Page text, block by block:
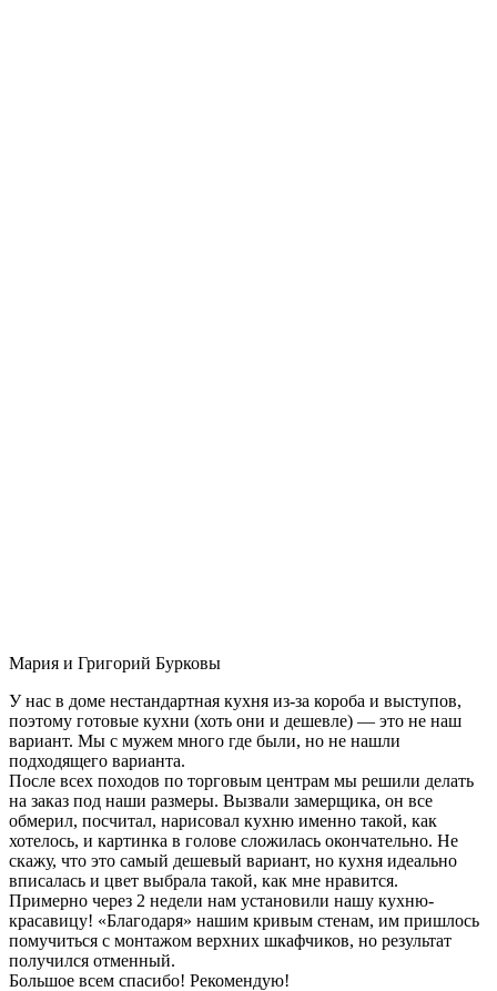
Мария и Григорий Бурковы
У нас в доме нестандартная кухня из-за короба и выступов,
поэтому готовые кухни (хоть они и дешевле) — это не наш
вариант. Мы с мужем много где были, но не нашли
подходящего варианта.
После всех походов по торговым центрам мы решили делать
на заказ под наши размеры. Вызвали замерщика, он все
обмерил, посчитал, нарисовал кухню именно такой, как
хотелось, и картинка в голове сложилась окончательно. Не
скажу, что это самый дешевый вариант, но кухня идеально
вписалась и цвет выбрала такой, как мне нравится.
Примерно через 2 недели нам установили нашу кухню-
красавицу! «Благодаря» нашим кривым стенам, им пришлось
помучиться с монтажом верхних шкафчиков, но результат
получился отменный.
Большое всем спасибо! Рекомендую!